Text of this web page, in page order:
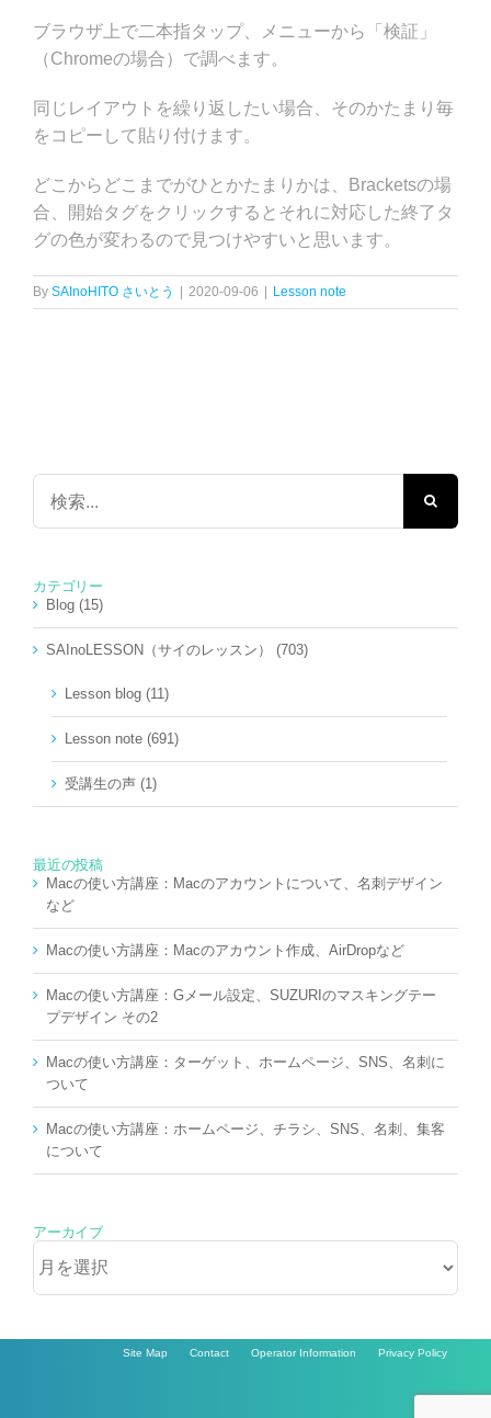
ブラウザ上で二本指タップ、メニューから「検証」
（Chromeの場合）で調べます。
同じレイアウトを繰り返したい場合、そのかたまり毎
をコピーして貼り付けます。
どこからどこまでがひとかたまりかは、Bracketsの場
合、開始タグをクリックするとそれに対応した終了タ
グの色が変わるので見つけやすいと思います。
By SAInoHITO さいとう 2020-09-06 Lesson note
検
…
カテゴリー
Blog (15)
SAInoLESSON（サイのレッスン） (703)
Lesson blog (11)
Lesson note (691)
受講生の声 (1)
最近の投稿
Macの使い方講座：Macのアカウントについて、名刺デザイン
など
Macの使い方講座：Macのアカウント作成、AirDropなど
Macの使い方講座：Gメール設定、SUZURIのマスキングテー
プデザイン その2
Macの使い方講座：ターゲット、ホームページ、SNS、名刺に
ついて
Macの使い方講座：ホームページ、チラシ、SNS、名刺、集客
について
アーカイブ
ー
カ
ブ
Site Map Contact Operator Information Privacy Policy